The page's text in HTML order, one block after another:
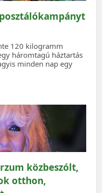
120 kilogramm
háromtagú háztartás
minden nap egy
közbeszólt,
otthon,